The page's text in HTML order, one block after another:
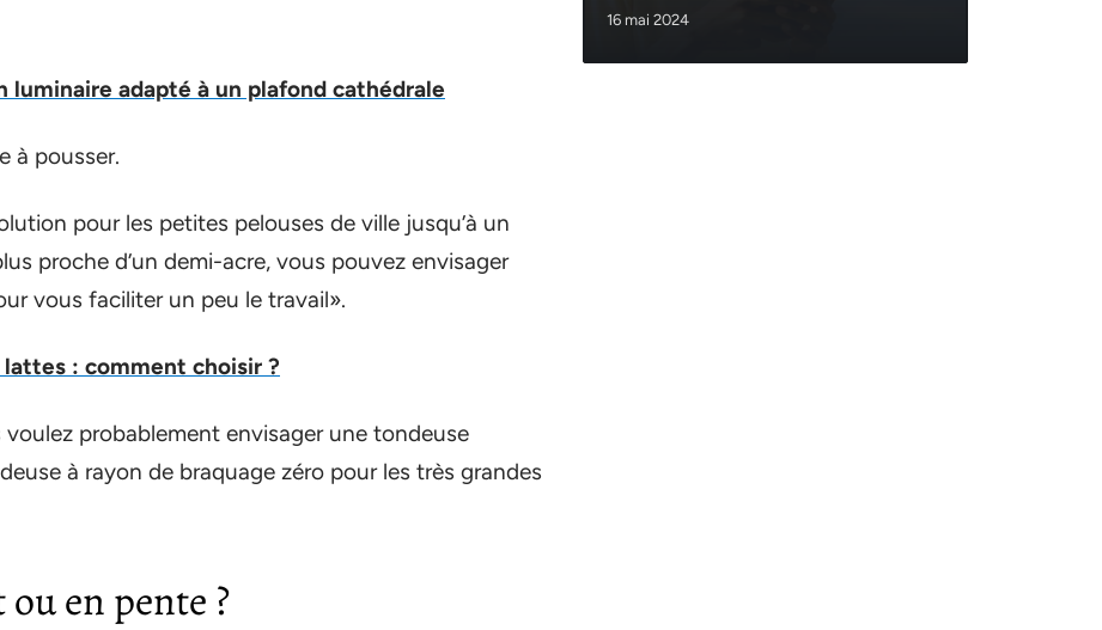
luminaire adapté à un plafond cathédrale
à pousser.
pour les petites pelouses de ville jusqu’à un
proche d’un demi-acre, vous pouvez envisager
vous faciliter un peu le travail».
: comment choisir ?
probablement envisager une tondeuse
à rayon de braquage zéro pour les très grandes
en pente ?
16 mai 2024